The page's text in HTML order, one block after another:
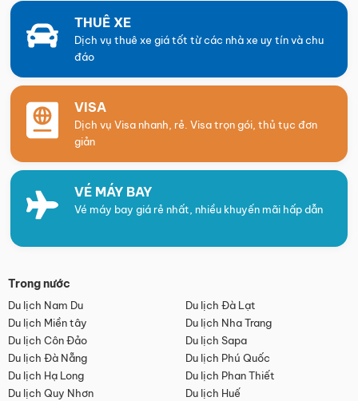
THUÊ XE
Dịch vụ thuê xe giá tốt từ các nhà xe uy tín và chu
đáo
VISA
Dịch vụ Visa nhanh, rẻ. Visa trọn gói, thủ tục đơn
giản
VÉ MÁY BAY
Vé máy bay giá rẻ nhất, nhiều khuyến mãi hấp dẫn
Trong nước
Du lịch Nam Du
Du lịch Đà Lạt
Du lịch Miền tây
Du lịch Nha Trang
Du lịch Côn Đảo
Du lịch Sapa
Du lịch Đà Nẵng
Du lịch Phú Quốc
Du lịch Hạ Long
Du lịch Phan Thiết
Du lịch Quy Nhơn
Du lịch Huế